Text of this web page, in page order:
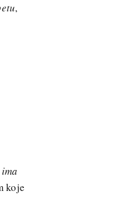
,
koje